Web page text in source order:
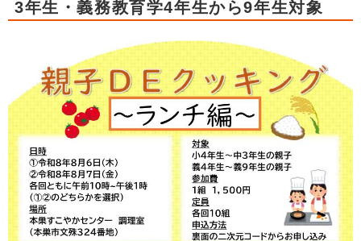
3年生・義務教育学4年生から9年生対象